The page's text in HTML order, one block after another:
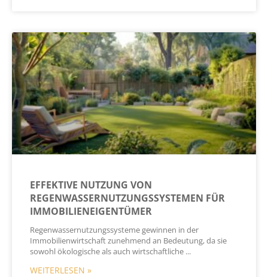
EFFEKTIVE NUTZUNG VON
REGENWASSERNUTZUNGSSYSTEMEN FÜR
IMMOBILIENEIGENTÜMER
Regenwassernutzungssysteme gewinnen in der
Immobilienwirtschaft zunehmend an Bedeutung, da sie
sowohl ökologische als auch wirtschaftliche
WEITERLESEN »